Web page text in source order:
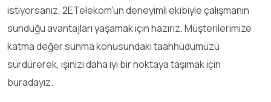
istiyorsanız, 2ETelekom'un deneyimli ekibiyle çalışmanın
sunduğu avantajları yaşamak için hazırız. Müşterilerimize
katma değer sunma konusundaki taahhüdümüzü
sürdürerek, işinizi daha iyi bir noktaya taşımak için
buradayız.